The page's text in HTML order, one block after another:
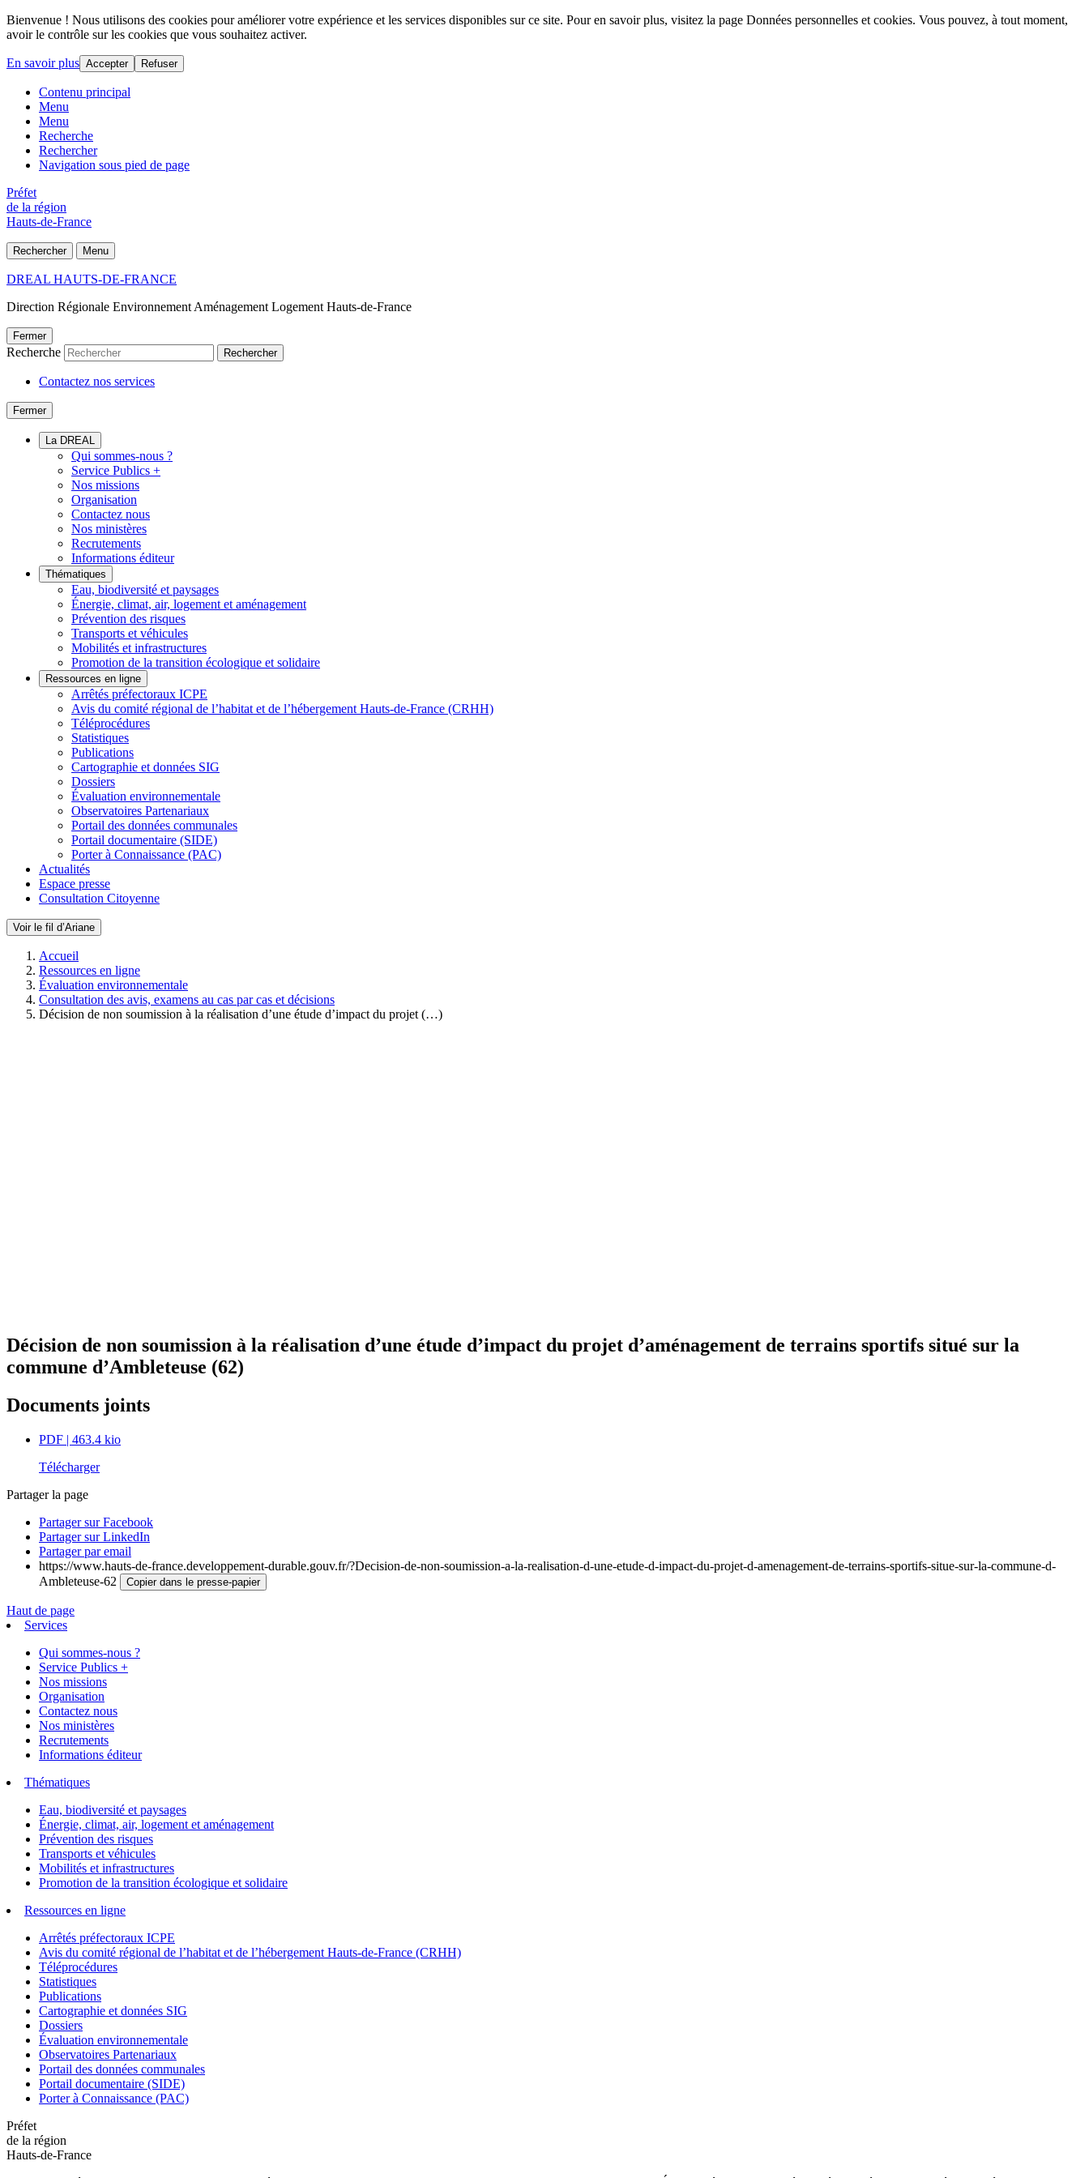
Bienvenue ! Nous utilisons des cookies pour améliorer votre expérience et les services disponibles sur ce site. Pour en savoir plus, visitez la page Données personnelles et cookies. Vous pouvez, à tout moment,
avoir le contrôle sur les cookies que vous souhaitez activer.
En savoir plus Accepter Refuser
Contenu principal
Menu
Menu
Recherche
Rechercher
Navigation sous pied de page
Préfet
de la région
Hauts-de-France
Rechercher Menu
DREAL HAUTS-DE-FRANCE
Direction Régionale Environnement Aménagement Logement Hauts-de-France
Fermer
Recherche Rechercher
Contactez nos services
Fermer
La DREAL
Qui sommes-nous ?
Service Publics +
Nos missions
Organisation
Contactez nous
Nos ministères
Recrutements
Informations éditeur
Thématiques
Eau, biodiversité et paysages
Énergie, climat, air, logement et aménagement
Prévention des risques
Transports et véhicules
Mobilités et infrastructures
Promotion de la transition écologique et solidaire
Ressources en ligne
Arrêtés préfectoraux ICPE
Avis du comité régional de l’habitat et de l’hébergement Hauts-de-France (CRHH)
Téléprocédures
Statistiques
Publications
Cartographie et données SIG
Dossiers
Évaluation environnementale
Observatoires Partenariaux
Portail des données communales
Portail documentaire (SIDE)
Porter à Connaissance (PAC)
Actualités
Espace presse
Consultation Citoyenne
Voir le fil d’Ariane
Accueil
Ressources en ligne
Évaluation environnementale
Consultation des avis, examens au cas par cas et décisions
Décision de non soumission à la réalisation d’une étude d’impact du projet (…)
Décision de non soumission à la réalisation d’une étude d’impact du projet d’aménagement de terrains sportifs situé sur la
commune d’Ambleteuse (62)
Documents joints
PDF | 463.4 kio
Télécharger
Partager la page
Partager sur Facebook
Partager sur LinkedIn
Partager par email
https://www.hauts-de-france.developpement-durable.gouv.fr/?Decision-de-non-soumission-a-la-realisation-d-une-etude-d-impact-du-projet-d-amenagement-de-terrains-sportifs-situe-sur-la-commune-d-
Ambleteuse-62
Copier dans le presse-papier
Haut de page
Services
Qui sommes-nous ?
Service Publics +
Nos missions
Organisation
Contactez nous
Nos ministères
Recrutements
Informations éditeur
Thématiques
Eau, biodiversité et paysages
Énergie, climat, air, logement et aménagement
Prévention des risques
Transports et véhicules
Mobilités et infrastructures
Promotion de la transition écologique et solidaire
Ressources en ligne
Arrêtés préfectoraux ICPE
Avis du comité régional de l’habitat et de l’hébergement Hauts-de-France (CRHH)
Téléprocédures
Statistiques
Publications
Cartographie et données SIG
Dossiers
Évaluation environnementale
Observatoires Partenariaux
Portail des données communales
Portail documentaire (SIDE)
Porter à Connaissance (PAC)
Préfet
de la région
Hauts-de-France